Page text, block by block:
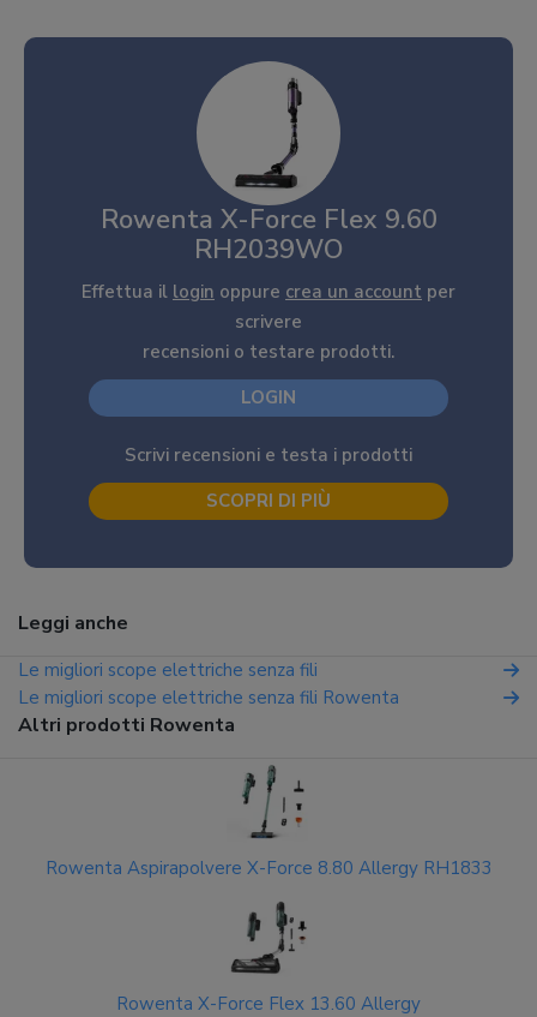
Rowenta X-Force Flex 9.60
RH2039WO
Effettua il login oppure crea un account per
scrivere
recensioni o testare prodotti.
LOGIN
Scrivi recensioni e testa i prodotti
SCOPRI DI PIÙ
Leggi anche
Le migliori scope elettriche senza fili
Le migliori scope elettriche senza fili Rowenta
Altri prodotti Rowenta
Rowenta Aspirapolvere X-Force 8.80 Allergy RH1833
Rowenta X-Force Flex 13.60 Allergy